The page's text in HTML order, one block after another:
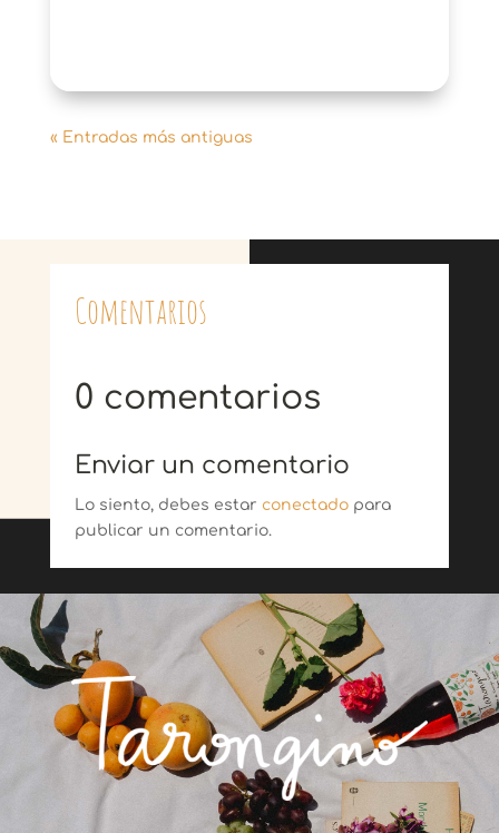
« Entradas más antiguas
Comentarios
0 comentarios
Enviar un comentario
Lo siento, debes estar conectado para
publicar un comentario.